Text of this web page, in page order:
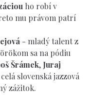
ho robí v
mu právom patrí
- mladý talent z
sa na pódiu
Šrámek, Juraj
slovenská jazzová
zážitok.